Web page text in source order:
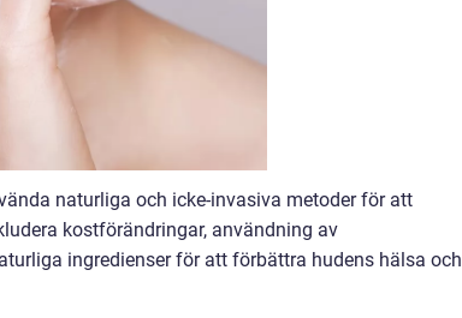
naturliga och icke-invasiva metoder för att
kostförändringar, användning av
ingredienser för att förbättra hudens hälsa och